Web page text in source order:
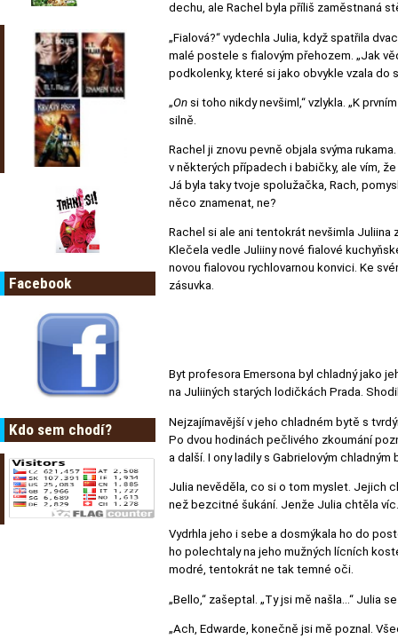
Facebook
Kdo sem chodí?
dechu, ale Rachel byla příliš zaměstnaná
„Fialová?“ vydechla Julia, když spatřila
malé postele s fialovým přehozem. „Jak
podkolenky, které si jako obvykle vzala do
„On si toho nikdy nevšiml,“ vzlykla. „K
silně.
Rachel ji znovu pevně objala svýma
v některých případech i babičky, ale vím,
Já byla taky tvoje spolužačka, Rach,
něco znamenat, ne?
Rachel si ale ani tentokrát nevšimla
Klečela vedle Juliiny nové fialové
novou fialovou rychlovarnou konvici. Ke
zásuvka.
Byt profesora Emersona byl chladný jako
na Juliiných starých lodičkách Prada.
Nejzajímavější v jeho chladném bytě s
Po dvou hodinách pečlivého zkoumání
a další. I ony ladily s Gabrielovým
Julia nevěděla, co si o tom myslet. Jejich
než bezcitné šukání. Jenže Julia chtěla
Vydrhla jeho i sebe a dosmýkala ho do
ho polechtaly na jeho mužných lícních
modré, tentokrát ne tak temné oči.
„Bello,“ zašeptal. „Ty jsi mě našla…“ Julia
„Ach, Edwarde, konečně jsi mě poznal.